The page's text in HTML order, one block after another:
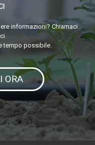
informazioni? Chiamaci
tempo possibile.
ORA